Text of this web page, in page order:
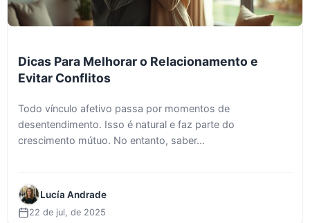
Dicas Para Melhorar o Relacionamento e
Evitar Conflitos
Todo vínculo afetivo passa por momentos de
desentendimento. Isso é natural e faz parte do
crescimento mútuo. No entanto, saber...
Lucía Andrade
22 de jul, de 2025